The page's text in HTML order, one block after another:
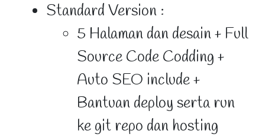
Standard Version :
5 Halaman dan desain + Full
Source Code Codding +
Auto SEO include +
Bantuan deploy serta run
ke git repo dan hosting